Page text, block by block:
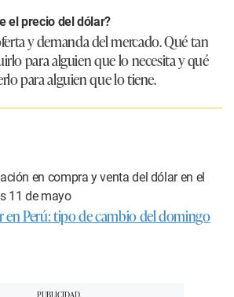
el precio del dólar?
y demanda del mercado. Qué tan
para alguien que lo necesita y qué
para alguien que lo tiene.
en compra y venta del dólaren el
11 de mayo
en Perú: tipo de cambio del domingo